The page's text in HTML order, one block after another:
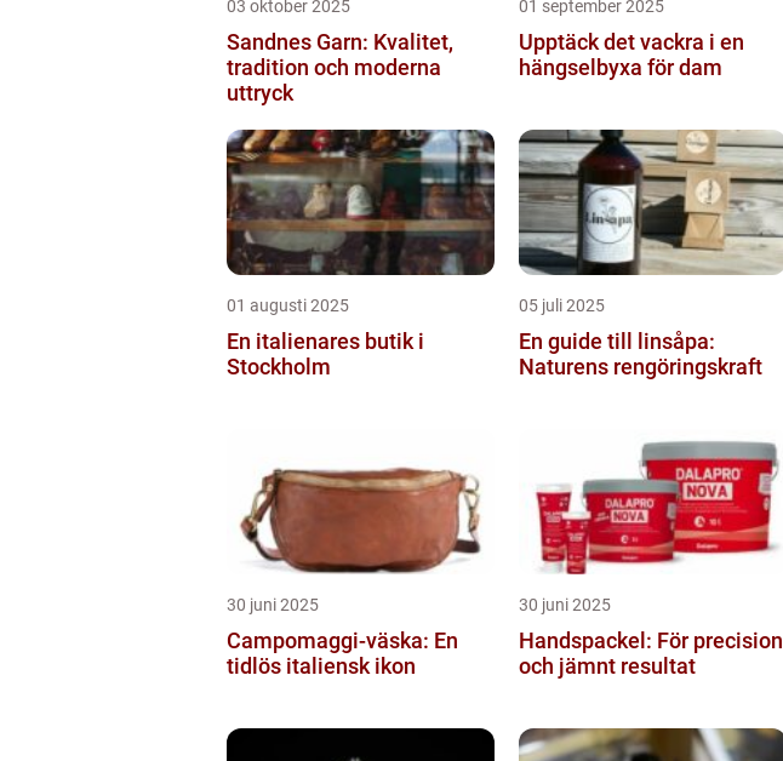
03 oktober 2025
Sandnes Garn: Kvalitet,
tradition och moderna
uttryck
01 september 2025
Upptäck det vackra i en
hängselbyxa för dam
01 augusti 2025
En italienares butik i
Stockholm
05 juli 2025
En guide till linsåpa:
Naturens rengöringskraft
30 juni 2025
Campomaggi-väska: En
tidlös italiensk ikon
30 juni 2025
Handspackel: För precision
och jämnt resultat